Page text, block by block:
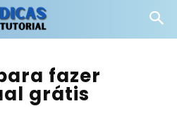
fazer
grátis